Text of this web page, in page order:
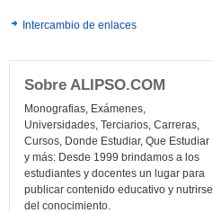
Intercambio de enlaces
Sobre ALIPSO.COM
Monografias, Exámenes,
Universidades, Terciarios, Carreras,
Cursos, Donde Estudiar, Que Estudiar
y más: Desde 1999 brindamos a los
estudiantes y docentes un lugar para
publicar contenido educativo y nutrirse
del conocimiento.